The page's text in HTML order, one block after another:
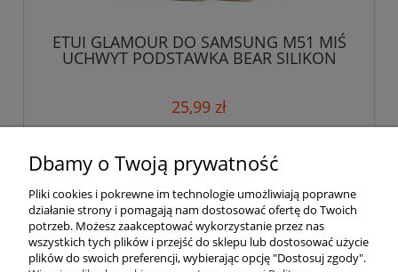
ETUI GLAMOUR DO SAMSUNG M51 MIŚ
UCHWYT PODSTAWKA BEAR SILIKON
25,99 zł
do koszyka
Dbamy o Twoją prywatność
Pliki cookies i pokrewne im technologie umożliwiają poprawne
działanie strony i pomagają nam dostosować ofertę do Twoich
potrzeb. Możesz zaakceptować wykorzystanie przez nas
wszystkich tych plików i przejść do sklepu lub dostosować użycie
plików do swoich preferencji, wybierając opcję "Dostosuj zgody".